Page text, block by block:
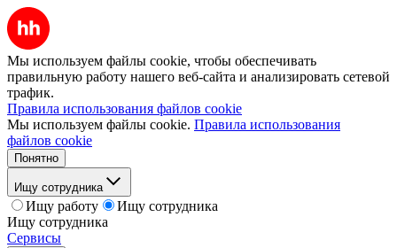
Мы используем файлы cookie, чтобы обеспечивать
правильную работу нашего веб-сайта и анализировать сетевой
трафик.
Правила использования файлов cookie
Мы используем файлы cookie. Правила использования
файлов cookie
Понятно
Ищу сотрудника
Ищу работу
Ищу сотрудника
Ищу сотрудника
Сервисы